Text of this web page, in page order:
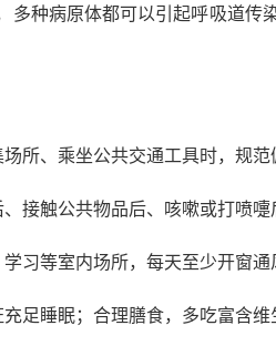
多种病原体都可以引起呼吸道
所、乘坐公共交通工具时，规范
接触公共物品后、咳嗽或打喷
习等室内场所，每天至少开窗
足睡眠；合理膳食，多吃富含